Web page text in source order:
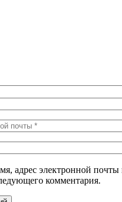
адрес электронной почты
комментария.